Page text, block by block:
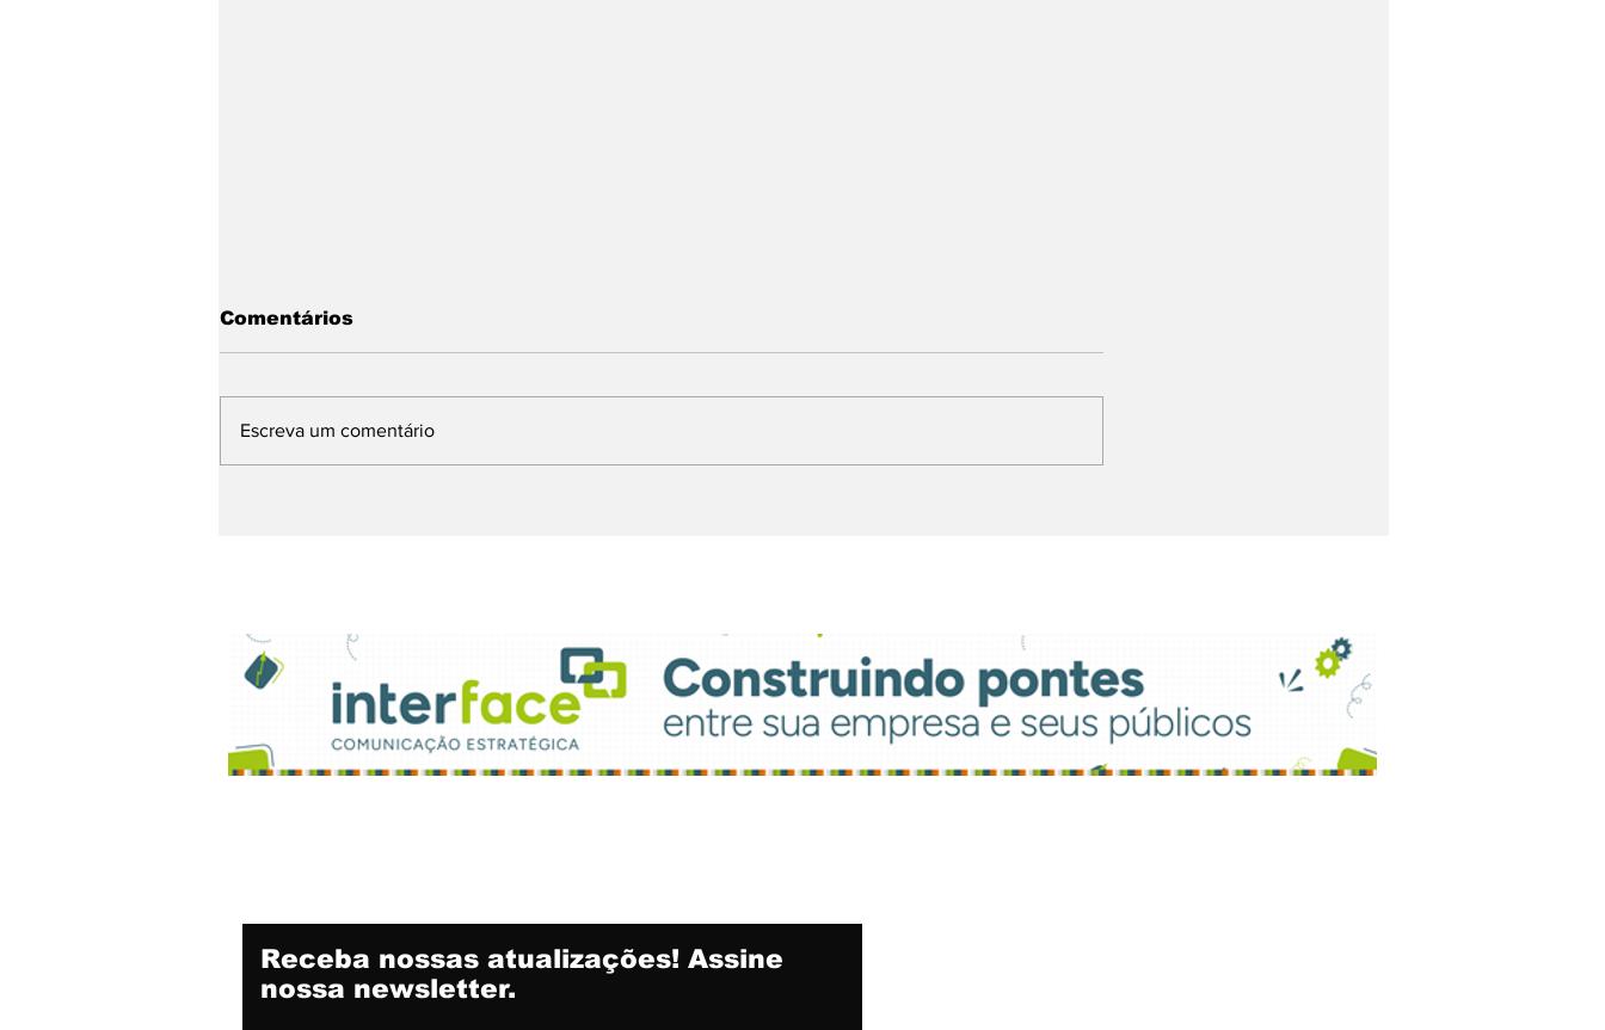
Comentários
Escreva um comentário
Receba nossas atualizações! Assine
nossa newsletter.